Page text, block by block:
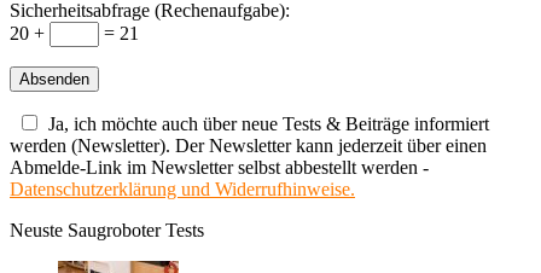
Sicherheitsabfrage (Rechenaufgabe):
20 +
= 21
Ja, ich möchte auch über neue Tests & Beiträge informiert
werden (Newsletter). Der Newsletter kann jederzeit über einen
Abmelde-Link im Newsletter selbst abbestellt werden -
Datenschutzerklärung und Widerrufhinweise.
Neuste Saugroboter Tests